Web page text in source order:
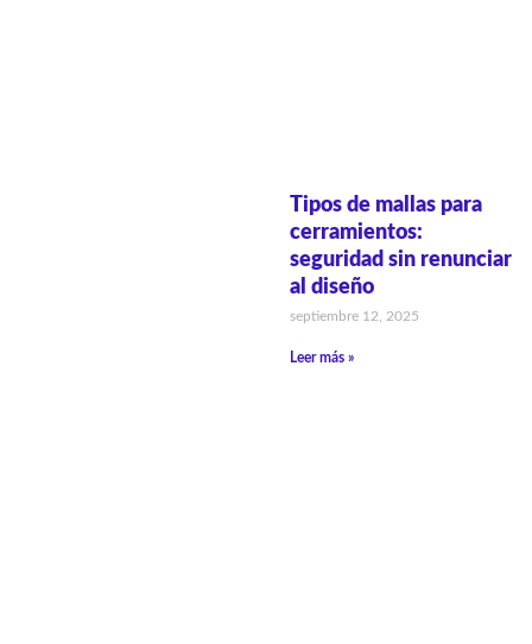
Tipos de mallas para
cerramientos:
seguridad sin renunciar
al diseño
septiembre 12, 2025
Leer más »